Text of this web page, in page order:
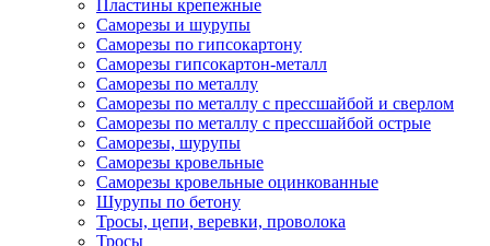
Пластины крепежные
Саморезы и шурупы
Саморезы по гипсокартону
Саморезы гипсокартон-металл
Саморезы по металлу
Саморезы по металлу с прессшайбой и сверлом
Саморезы по металлу с прессшайбой острые
Саморезы, шурупы
Саморезы кровельные
Саморезы кровельные оцинкованные
Шурупы по бетону
Тросы, цепи, веревки, проволока
Тросы